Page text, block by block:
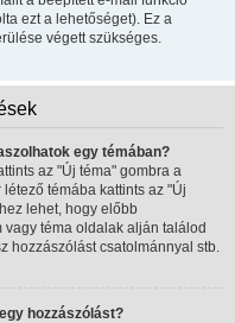
ezt a lehetőséget). Ez a
végett szükséges.
egy témában?
az "Új téma" gombra a
témába kattints az "Új
lehet, hogy előbb
téma oldalak alján találod
hozzászólást csatolmánnyal stb.
hozzászólást?